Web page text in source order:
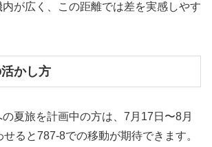
が広く、この距離では差を実感しやす
かし方
夏旅を計画中の方は、7月17日〜8月
ると787-8での移動が期待できます。